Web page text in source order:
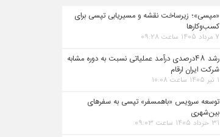
«مپسی»؛ زیرساخت نقشه و مسیریابی تپسی برای
کسب‌وکارها
۷ مرداد ۱۴۰۵ ساعت ۰۹:۲۸
رشد ۴۸درصدی درآمد عملیاتی نسبت به دوره مشابه
شرکت ایران ارقام
۱ تیر ۱۴۰۵ ساعت ۱۰:۰۸
توسعه سرویس «باهمسفر» تپسی به سفرهای
بین‌شهری
۳۱ خرداد ۱۴۰۵ ساعت ۰۹:۰۳